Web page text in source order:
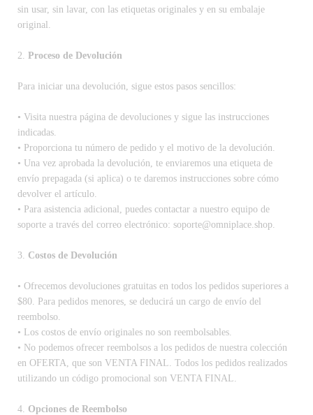
sin usar, sin lavar, con las etiquetas originales y en su embalaje
original.
2. Proceso de Devolución
Para iniciar una devolución, sigue estos pasos sencillos:
• Visita nuestra página de devoluciones y sigue las instrucciones
indicadas.
• Proporciona tu número de pedido y el motivo de la devolución.
• Una vez aprobada la devolución, te enviaremos una etiqueta de
envío prepagada (si aplica) o te daremos instrucciones sobre cómo
devolver el artículo.
• Para asistencia adicional, puedes contactar a nuestro equipo de
soporte a través del correo electrónico: soporte@omniplace.shop.
3. Costos de Devolución
• Ofrecemos devoluciones gratuitas en todos los pedidos superiores a
$80. Para pedidos menores, se deducirá un cargo de envío del
reembolso.
• Los costos de envío originales no son reembolsables.
• No podemos ofrecer reembolsos a los pedidos de nuestra colección
en OFERTA, que son VENTA FINAL. Todos los pedidos realizados
utilizando un código promocional son VENTA FINAL.
4. Opciones de Reembolso